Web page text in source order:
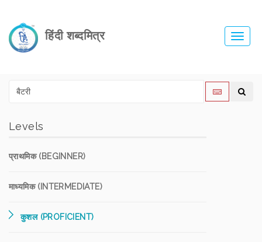
हिंदी शब्दमित्र
Levels
प्राथमिक (BEGINNER)
माध्यमिक (INTERMEDIATE)
कुशल (PROFICIENT)